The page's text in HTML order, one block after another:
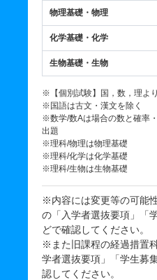
物理基礎・物理
化学基礎・化学
生物基礎・生物
※【個別試験】国，数，理よ
※国語は古文・漢文を除く
※数学/数Aは場合の数と確率
出題
※理科/物理は物理基礎
※理科/化学は化学基礎
※理科/生物は生物基礎
※内容には変更等の可能
の「入学者選抜要項」「
どで確認してください。
※また旧課程の経過措置
学者選抜要項」「学生募
認してください。